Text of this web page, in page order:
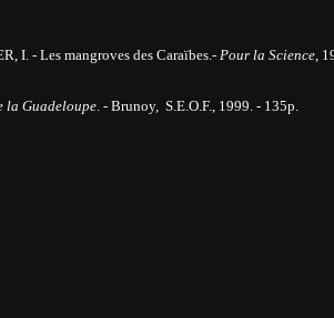
I. - Les mangroves des Caraïbes.- Pour la Science ,
la Guadeloupe . - Brunoy, S.E.O.F., 1999. - 135p.